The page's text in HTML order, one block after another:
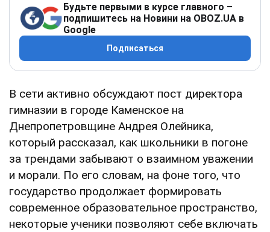
Будьте первыми в курсе главного –
подпишитесь на Новини на OBOZ.UA в
Google
Подписаться
В сети активно обсуждают пост директора
гимназии в городе Каменское на
Днепропетровщине Андрея Олейника,
который рассказал, как школьники в погоне
за трендами забывают о взаимном уважении
и морали. По его словам, на фоне того, что
государство продолжает формировать
современное образовательное пространство,
некоторые ученики позволяют себе включать